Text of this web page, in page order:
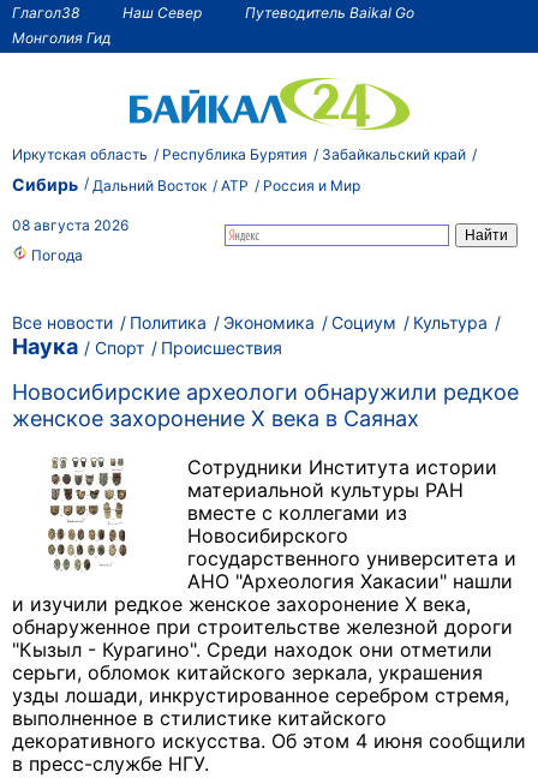
Глагол38 Наш Север
Путеводитель Baikal Go
Монголия Гид
Иркутская область Республика Бурятия Забайкальский край
Сибирь Дальний Восток АТР Россия и Мир
08 августа 2026
Погода
Все новости Политика Экономика Социум Культура
Наука Спорт Происшествия
Новосибирские археологи обнаружили редкое
женское захоронение Х века в Саянах
Сотрудники Института истории
материальной культуры РАН
вместе с коллегами из
Новосибирского
государственного университета и
АНО "Археология Хакасии" нашли
и изучили редкое женское захоронение Х века,
обнаруженное при строительстве железной дороги
"Кызыл - Курагино". Среди находок они отметили
серьги, обломок китайского зеркала, украшения
узды лошади, инкрустированное серебром стремя,
выполненное в стилистике китайского
декоративного искусства. Об этом 4 июня сообщили
в пресс-службе НГУ.